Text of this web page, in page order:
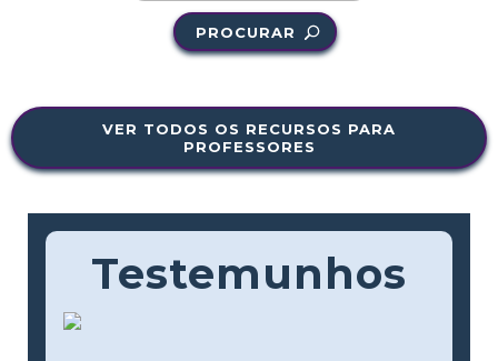
PROCURAR
VER TODOS OS RECURSOS PARA
PROFESSORES
Testemunhos